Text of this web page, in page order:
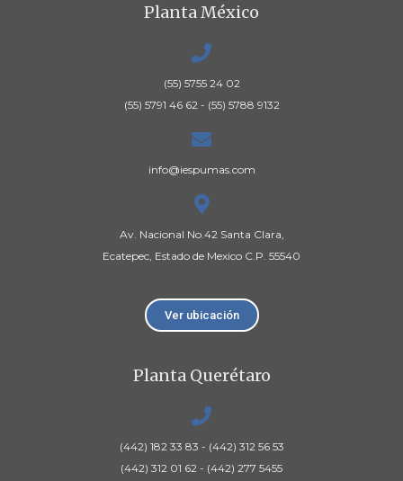
Planta México
(55) 5755 24 02
(55) 5791 46 62 - (55) 5788 9132​
info@iespumas.com
Av. Nacional No.42 Santa Clara,
Ecatepec, Estado de Mexico C.P. 55540
Ver ubicación
Planta Querétaro
(442) 182 33 83 - (442) 312 56 53
(442) 312 01 62 - (442) 277 5455​